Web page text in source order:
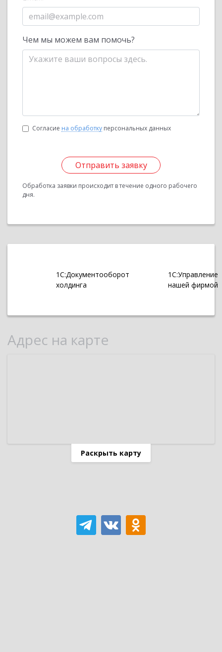
Чем мы можем вам помочь?
Согласие на обработку персональных данных
Отправить заявку
Обработка заявки происходит в течение одного рабочего
дня.
1С:Документооборот
холдинга
1С:Управление
нашей фирмой
Адрес на карте
Раскрыть карту